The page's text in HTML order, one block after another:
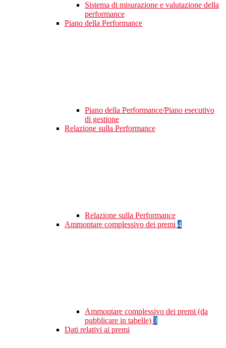
Sistema di misurazione e valutazione della
performance
Piano della Performance
Piano della Performance/Piano esecutivo
di gestione
Relazione sulla Performance
Relazione sulla Performance
Ammontare complessivo dei premi 4
Ammontare complessivo dei premi (da
pubblicare in tabelle) 3
Dati relativi ai premi